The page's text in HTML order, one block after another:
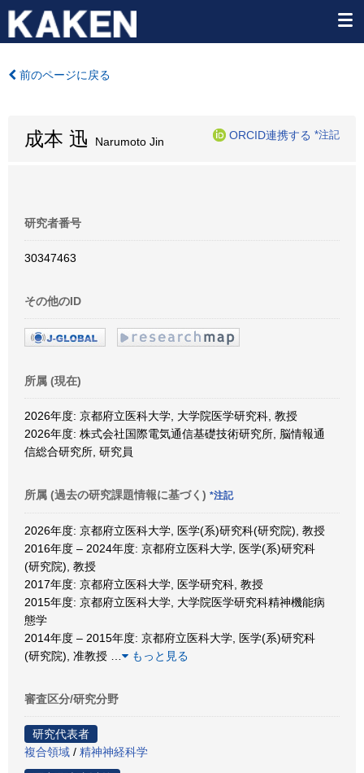
前のページに戻る
成本 迅 Narumoto Jin
ORCID連携する *注記
研究者番号
30347463
その他のID
所属 (現在)
2026年度: 京都府立医科大学, 大学院医学研究科, 教授
2026年度: 株式会社国際電気通信基礎技術研究所, 脳情報通
信総合研究所, 研究員
所属 (過去の研究課題情報に基づく) *注記
2026年度: 京都府立医科大学, 医学(系)研究科(研究院), 教授
2016年度 – 2024年度: 京都府立医科大学, 医学(系)研究科
(研究院), 教授
2017年度: 京都府立医科大学, 医学研究科, 教授
2015年度: 京都府立医科大学, 大学院医学研究科精神機能病
態学
2014年度 – 2015年度: 京都府立医科大学, 医学(系)研究科
(研究院), 准教授
もっと見る
審査区分/研究分野
研究代表者
複合領域 / 精神神経科学